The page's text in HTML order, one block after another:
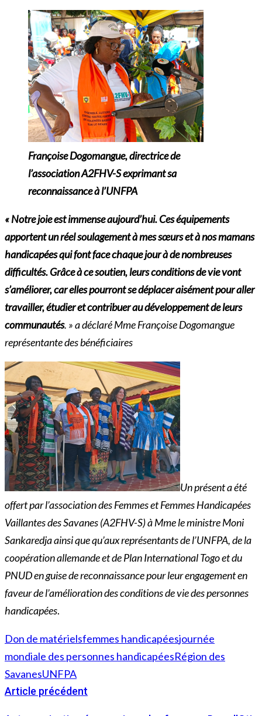
Françoise Dogomangue, directrice de
l’association A2FHV-S exprimant sa
reconnaissance à l’UNFPA
« Notre joie est immense aujourd’hui. Ces équipements
apportent un réel soulagement à mes sœurs et à nos mamans
handicapées qui font face chaque jour à de nombreuses
difficultés. Grâce à ce soutien, leurs conditions de vie vont
s’améliorer, car elles pourront se déplacer aisément pour aller
travailler, étudier et contribuer au développement de leurs
communautés. » a déclaré Mme Françoise Dogomangue
représentante des bénéficiaires
Un présent a été
offert par l’association des Femmes et Femmes Handicapées
Vaillantes des Savanes (A2FHV-S) à Mme le ministre Moni
Sankaredja ainsi que qu’aux représentants de l’UNFPA, de la
coopération allemande et de Plan International Togo et du
PNUD en guise de reconnaissance pour leur engagement en
faveur de l’amélioration des conditions de vie des personnes
handicapées.
Don de matérielsfemmes handicapéesjournée
mondiale des personnes handicapéesRégion des
SavanesUNFPA
Article précédent